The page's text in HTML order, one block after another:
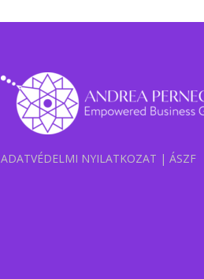
ADATVÉDELMI NYILATKOZAT |ÁSZF